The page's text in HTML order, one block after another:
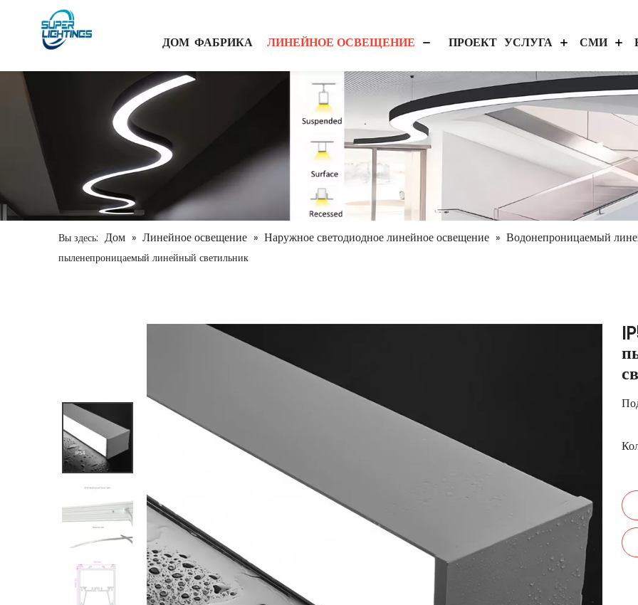
ДОМ ФАБРИКА ЛИНЕЙНОЕ ОСВЕЩЕНИЕ ПРОЕКТ УСЛУГА СМИ
Вы здесь: Дом » Линейное освещение » Наружное светодиодное линейное освещение » Водонепроницаемый
пыленепроницаемый линейный светильник